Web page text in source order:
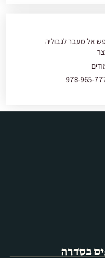
אל מעבר לגבוליה
בסדרה